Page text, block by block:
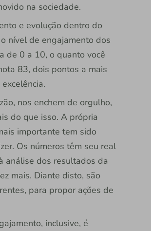
na sociedade.
e evolução dentro do
nível de engajamento dos
de 0 a 10, o quanto você
83, dois pontos a mais
nos enchem de orgulho,
do que isso. A própria
importante tem sido
Os números têm seu real
análise dos resultados da
mais. Diante disto, são
para propor ações de
inclusive, é